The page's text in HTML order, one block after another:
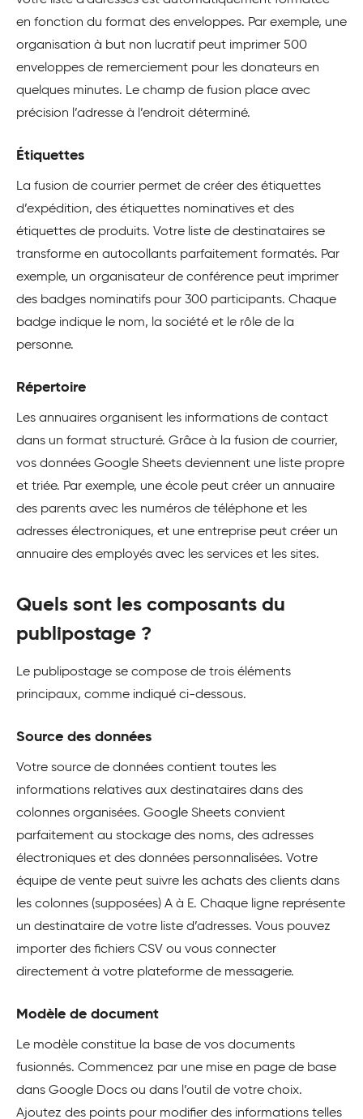
en fonction du format des enveloppes. Par exemple, une
organisation à but non lucratif peut imprimer 500
enveloppes de remerciement pour les donateurs en
quelques minutes. Le champ de fusion place avec
précision l’adresse à l’endroit déterminé.
Étiquettes
La fusion de courrier permet de créer des étiquettes
d’expédition, des étiquettes nominatives et des
étiquettes de produits. Votre liste de destinataires se
transforme en autocollants parfaitement formatés. Par
exemple, un organisateur de conférence peut imprimer
des badges nominatifs pour 300 participants. Chaque
badge indique le nom, la société et le rôle de la
personne.
Répertoire
Les annuaires organisent les informations de contact
dans un format structuré. Grâce à la fusion de courrier,
vos données Google Sheets deviennent une liste propre
et triée. Par exemple, une école peut créer un annuaire
des parents avec les numéros de téléphone et les
adresses électroniques, et une entreprise peut créer un
annuaire des employés avec les services et les sites.
Quels sont les composants du
publipostage ?
Le publipostage se compose de trois éléments
principaux, comme indiqué ci-dessous.
Source des données
Votre source de données contient toutes les
informations relatives aux destinataires dans des
colonnes organisées. Google Sheets convient
parfaitement au stockage des noms, des adresses
électroniques et des données personnalisées. Votre
équipe de vente peut suivre les achats des clients dans
les colonnes (supposées) A à E. Chaque ligne représente
un destinataire de votre liste d’adresses. Vous pouvez
importer des fichiers CSV ou vous connecter
directement à votre plateforme de messagerie.
Modèle de document
Le modèle constitue la base de vos documents
fusionnés. Commencez par une mise en page de base
dans Google Docs ou dans l’outil de votre choix.
Ajoutez des points pour modifier des informations telles